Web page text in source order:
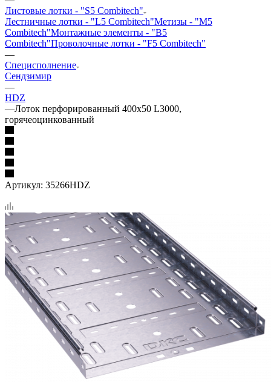
Листовые лотки - "S5 Combitech"
Лестничные лотки - "L5 Combitech"Метизы - "M5
Combitech"Монтажные элементы - "B5
Combitech"Проволочные лотки - "F5 Combitech"
—
Специсполнение
Сендзимир
—
HDZ
—Лоток перфорированный 400х50 L3000,
горячеоцинкованный
Артикул: 35266HDZ